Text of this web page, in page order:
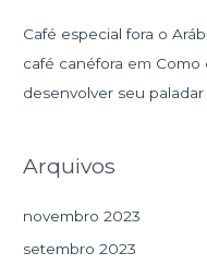
Café especial fora o
café canéfora em Como
desenvolver seu paladar
Arquivos
novembro 2023
setembro 2023